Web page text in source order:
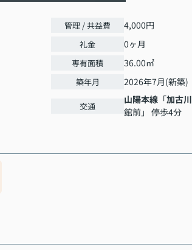
管理 / 共益費 4,000円
礼金 0ヶ月
専有面積 36.00㎡
築年月 2026年7月(新築)
交通
山陽本線 「加古川
館前」 停歩4分